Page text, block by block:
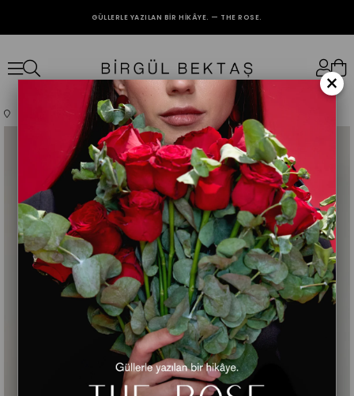
GÜLLERLE YAZILAN BIR HIKÂYE. — THE ROSE.
Giyim Üst Giyim Elbise Mürdüm Büzgü Detaylı Janjan Elbise
×